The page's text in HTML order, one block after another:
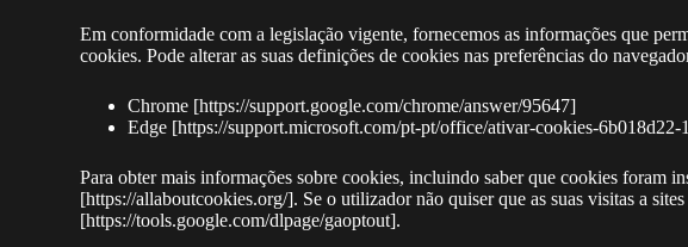
Em conformidade com a legislação vigente, fornecemos as informações que
cookies. Pode alterar as suas definições de cookies nas preferências do
Chrome [https://support.google.com/chrome/answer/95647]
Edge [https://support.microsoft.com/pt-pt/office/ativar-cookies-
Para obter mais informações sobre cookies, incluindo saber que cookies foram
[https://allaboutcookies.org/]. Se o utilizador não quiser que as suas visitas a
[https://tools.google.com/dlpage/gaoptout].